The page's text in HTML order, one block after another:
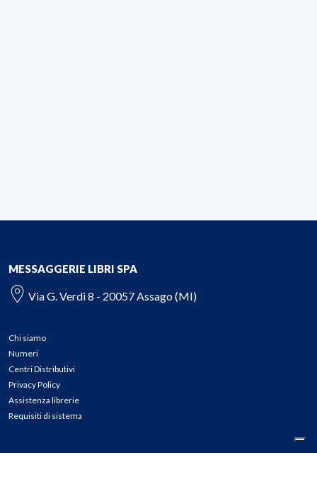
MESSAGGERIE LIBRI SPA
Via G. Verdi 8 - 20057 Assago (MI)
Chi siamo
Numeri
Centri Distributivi
Privacy Policy
Assistenza librerie
Requisiti di sistema
CONTATTI